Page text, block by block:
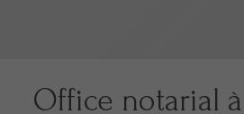
Office notarial à